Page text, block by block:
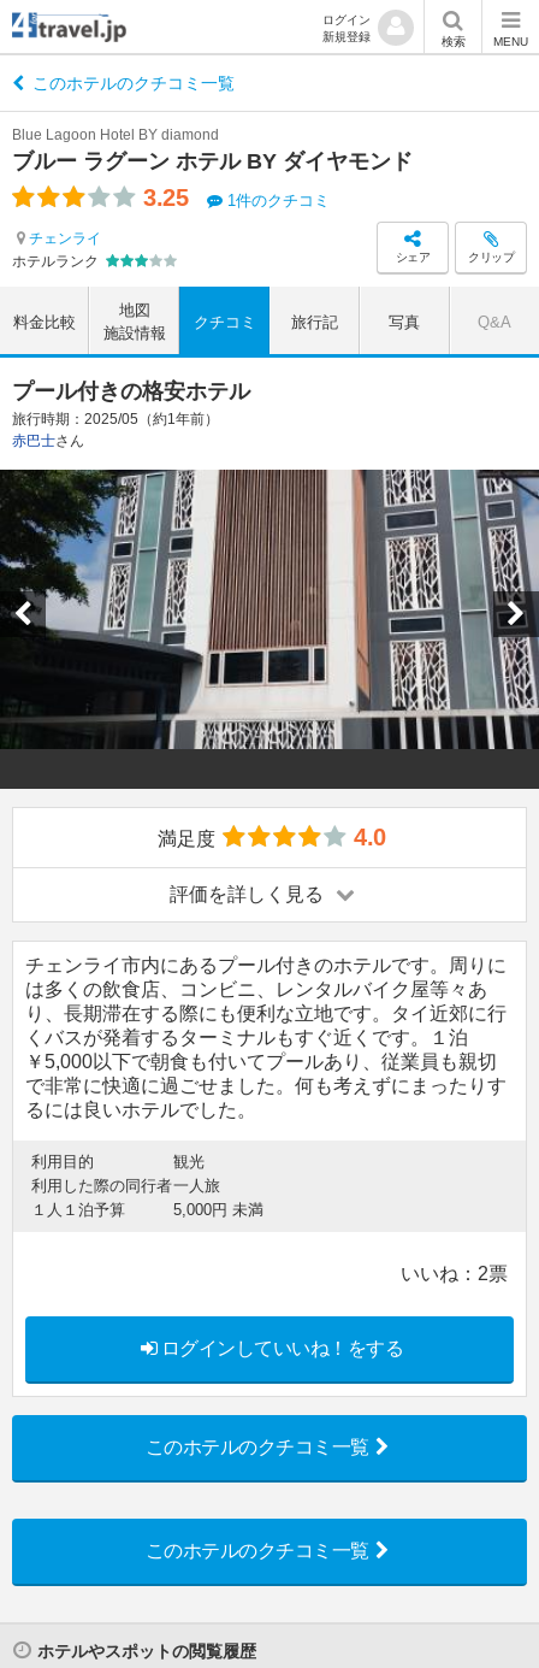
ログイン
新規登録
検索 MENU
このホテルのクチコミ一覧
ブルー ラグーン ホテル BY ダイヤモンド
Blue Lagoon Hotel BY diamond
3.25 1件のクチコミ
チェンライ
ホテルランク
シェア クリップ
料金比較
地図
施設情報
クチコミ 旅行記 写真 Q&A
プール付きの格安ホテル
旅行時期：2025/05（約1年前）
赤巴士さん
満足度 4.0
評価を詳しく見る
チェンライ市内にあるプール付きのホテルです。周りに
は多くの飲食店、コンビニ、レンタルバイク屋等々あ
り、長期滞在する際にも便利な立地です。タイ近郊に行
くバスが発着するターミナルもすぐ近くです。１泊
￥5,000以下で朝食も付いてプールあり、従業員も親切
で非常に快適に過ごせました。何も考えずにまったりす
るには良いホテルでした。
利用目的
観光
利用した際の同行者一人旅
１人１泊予算
5,000円 未満
いいね： 2票
ログインしていいね！をする
このホテルのクチコミ一覧
このホテルのクチコミ一覧
ホテルやスポットの閲覧履歴